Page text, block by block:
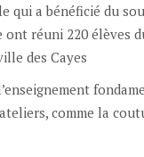
a bénéficié du
réuni 220 élèves
des Cayes
comme la